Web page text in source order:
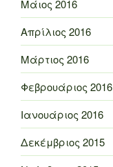
Μάιος 2016
Απρίλιος 2016
Μάρτιος 2016
Φεβρουάριος 2016
Ιανουάριος 2016
Δεκέμβριος 2015